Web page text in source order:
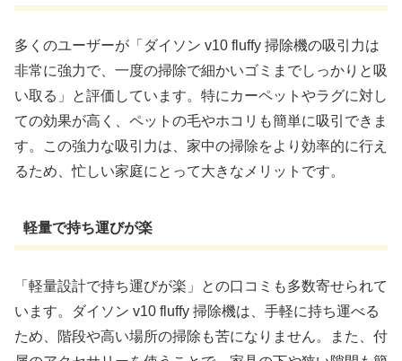
多くのユーザーが「ダイソン v10 fluffy 掃除機の吸引力は
非常に強力で、一度の掃除で細かいゴミまでしっかりと吸
い取る」と評価しています。特にカーペットやラグに対し
ての効果が高く、ペットの毛やホコリも簡単に吸引できま
す。この強力な吸引力は、家中の掃除をより効率的に行え
るため、忙しい家庭にとって大きなメリットです。
軽量で持ち運びが楽
「軽量設計で持ち運びが楽」との口コミも多数寄せられて
います。ダイソン v10 fluffy 掃除機は、手軽に持ち運べる
ため、階段や高い場所の掃除も苦になりません。また、付